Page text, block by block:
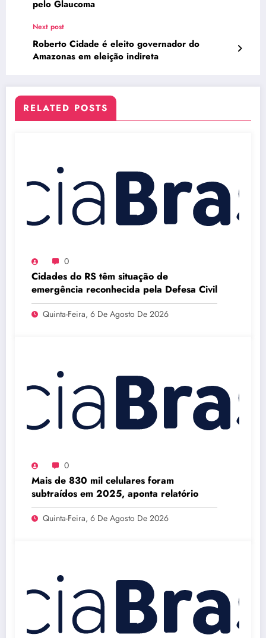
pelo Glaucoma
Next post
Roberto Cidade é eleito governador do
Amazonas em eleição indireta
RELATED POSTS
0
Cidades do RS têm situação de
emergência reconhecida pela Defesa Civil
Quinta-Feira, 6 De Agosto De 2026
0
Mais de 830 mil celulares foram
subtraídos em 2025, aponta relatório
Quinta-Feira, 6 De Agosto De 2026